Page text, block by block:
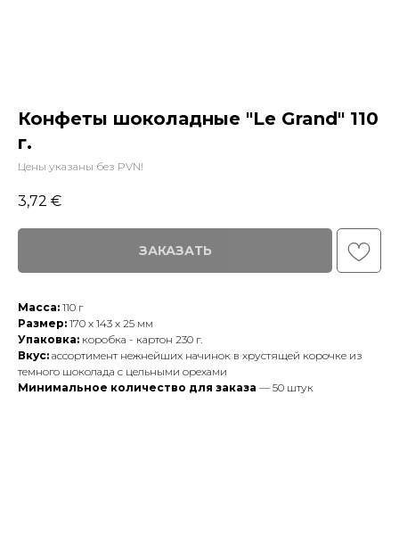
Конфеты шоколадные "Le Grand" 110
г.
Цены указаны без PVN!
3,72 €
ЗАКАЗАТЬ
Масса: 110 г
Размер: 170 х 143 х 25 мм
Упаковка: коробка - картон 230 г.
Вкус: ассортимент нежнейших начинок в хрустящей корочке из
темного шоколада с цельными орехами
Минимальное количество для заказа — 50 штук